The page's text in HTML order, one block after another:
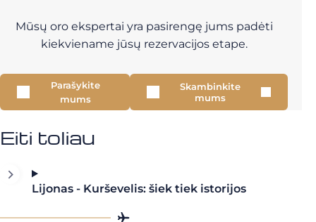
Mūsų oro ekspertai yra pasirengę jums padėti
kiekviename jūsų rezervacijos etape.
Parašykite
mums
Skambinkite
mums
Eiti toliau
Lijonas - Kurševelis: šiek tiek istorijos